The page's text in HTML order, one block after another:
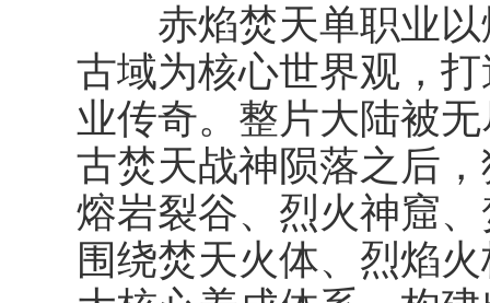
赤焰焚天单职业以
古域为核心世界观，
业传奇。整片大陆被
古焚天战神陨落之后
熔岩裂谷、烈火神窟
围绕焚天火体、烈焰